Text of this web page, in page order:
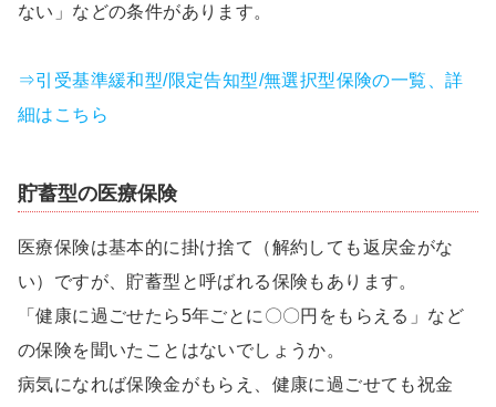
ない」などの条件があります。
⇒引受基準緩和型/限定告知型/無選択型保険の一覧、詳
細はこちら
貯蓄型の医療保険
医療保険は基本的に掛け捨て（解約しても返戻金がな
い）ですが、貯蓄型と呼ばれる保険もあります。
「健康に過ごせたら5年ごとに〇〇円をもらえる」など
の保険を聞いたことはないでしょうか。
病気になれば保険金がもらえ、健康に過ごせても祝金